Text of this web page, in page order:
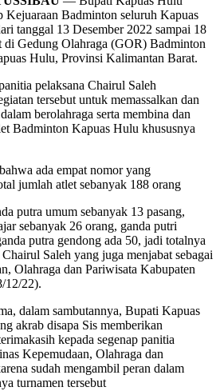
Kejuaraan Badminton seluruh Kapuas
tanggal 13 Desember 2022 sampai 18
di Gedung Olahraga (GOR) Badminton
Hulu, Provinsi Kalimantan Barat.
pelaksana Chairul Saleh
tersebut untuk memassalkan dan
berolahraga serta membina dan
Badminton Kapuas Hulu khususnya
ada empat nomor yang
jumlah atlet sebanyak 188 orang
putra umum sebanyak 13 pasang,
sebanyak 26 orang, ganda putri
putra gendong ada 50, jadi totalnya
Saleh yang juga menjabat sebagai
Olahraga dan Pariwisata Kabupaten
12/22).
dalam sambutannya, Bupati Kapuas
akrab disapa Sis memberikan
kepada segenap panitia
Kepemudaan, Olahraga dan
sudah mengambil peran dalam
turnamen tersebut